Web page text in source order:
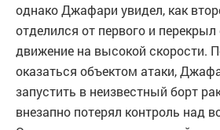
однако Джафари увидел, как
отделился от первого и
движение на высокой скорости.
оказаться объектом атаки,
запустить в неизвестный борт
внезапно потерял контроль над